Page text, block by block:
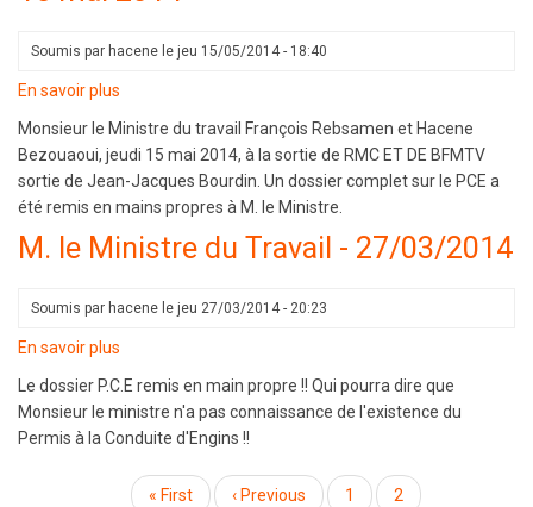
Soumis par hacene le jeu 15/05/2014 - 18:40
En savoir plus
travail,
jeudi
Monsieur le Ministre du travail François Rebsamen et Hacene
Bezouaoui, jeudi 15 mai 2014, à la sortie de RMC ET DE BFMTV
sortie de Jean-Jacques Bourdin. Un dossier complet sur le PCE a
été remis en mains propres à M. le Ministre.
M. le Ministre du Travail - 27/03/2014
Soumis par hacene le jeu 27/03/2014 - 20:23
En savoir plus
Travail
Le dossier P.C.E remis en main propre !! Qui pourra dire que
Monsieur le ministre n'a pas connaissance de l'existence du
Permis à la Conduite d'Engins !!
Première
« First
Page
‹ Previous Page
1
Page
2